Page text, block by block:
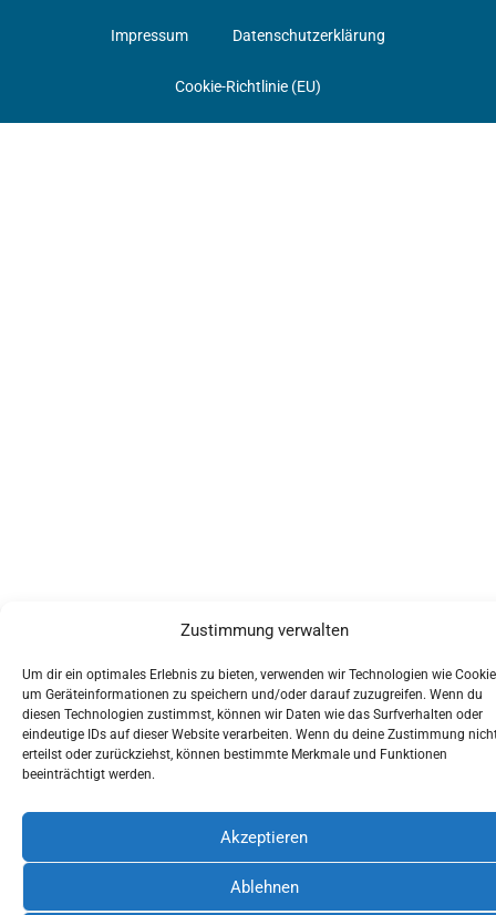
Zustimmung verwalten
Um dir ein optimales Erlebnis zu bieten, verwenden wir Technologien wie
um Geräteinformationen zu speichern und/oder darauf zuzugreifen. Wenn du
diesen Technologien zustimmst, können wir Daten wie das Surfverhalten oder
eindeutige IDs auf dieser Website verarbeiten. Wenn du deine Zustimmung
erteilst oder zurückziehst, können bestimmte Merkmale und Funktionen
beeinträchtigt werden.
Akzeptieren
Ablehnen
Impressum Datenschutzerklärung
Cookie-Richtlinie (EU)